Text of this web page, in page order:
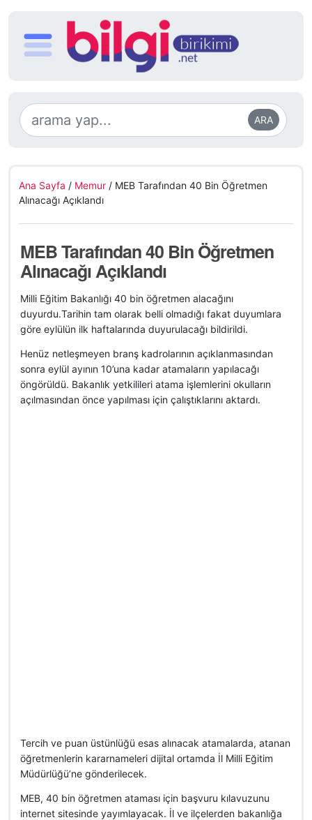
ARA
Ana Sayfa / Memur / MEB Tarafından 40 Bin Öğretmen
Alınacağı Açıklandı
MEB Tarafından 40 Bin Öğretmen
Alınacağı Açıklandı
Milli Eğitim Bakanlığı 40 bin öğretmen alacağını
duyurdu.Tarihin tam olarak belli olmadığı fakat duyumlara
göre eylülün ilk haftalarında duyurulacağı bildirildi.
Henüz netleşmeyen branş kadrolarının açıklanmasından
sonra eylül ayının 10’una kadar atamaların yapılacağı
öngörüldü. Bakanlık yetkilileri atama işlemlerini okulların
açılmasından önce yapılması için çalıştıklarını aktardı.
Tercih ve puan üstünlüğü esas alınacak atamalarda, atanan
öğretmenlerin kararnameleri dijital ortamda İl Milli Eğitim
Müdürlüğü’ne gönderilecek.
MEB, 40 bin öğretmen ataması için başvuru kılavuzunu
internet sitesinde yayımlayacak. İl ve ilçelerden bakanlığa